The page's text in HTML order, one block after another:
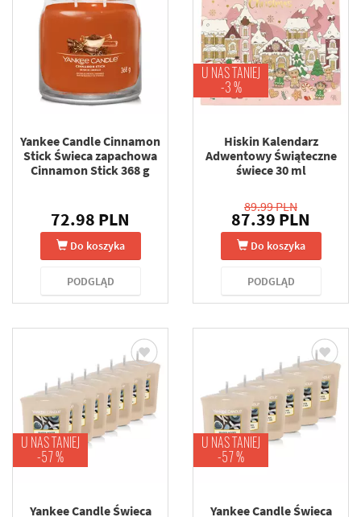
Yankee Candle Cinnamon
Stick Świeca zapachowa
Cinnamon Stick 368 g
72.98 PLN
Do koszyka
PODGLĄD
U NAS TANIEJ
-3 %
Hiskin Kalendarz
Adwentowy Świąteczne
świece 30 ml
89.99 PLN
87.39 PLN
Do koszyka
PODGLĄD
U NAS TANIEJ
-57 %
Yankee Candle Świeca
U NAS TANIEJ
-57 %
Yankee Candle Świeca